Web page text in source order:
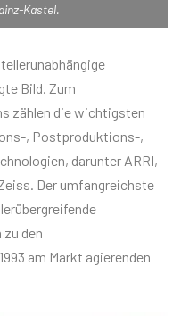
Kastel.
Bild. Zum
zählen die wichtigsten
, Postproduktions-,
darunter ARRI,
Der umfangreichste
den
am Markt agierenden